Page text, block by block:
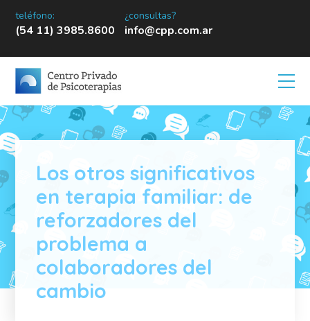
teléfono:
(54 11) 3985.8600
¿consultas?
info@cpp.com.ar
Los otros significativos
en terapia familiar: de
reforzadores del
problema a
colaboradores del
cambio